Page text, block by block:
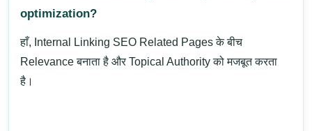
optimization?
हाँ, Internal Linking SEO Related Pages के बीच
Relevance बनाता है और Topical Authority को मजबूत करता
है।